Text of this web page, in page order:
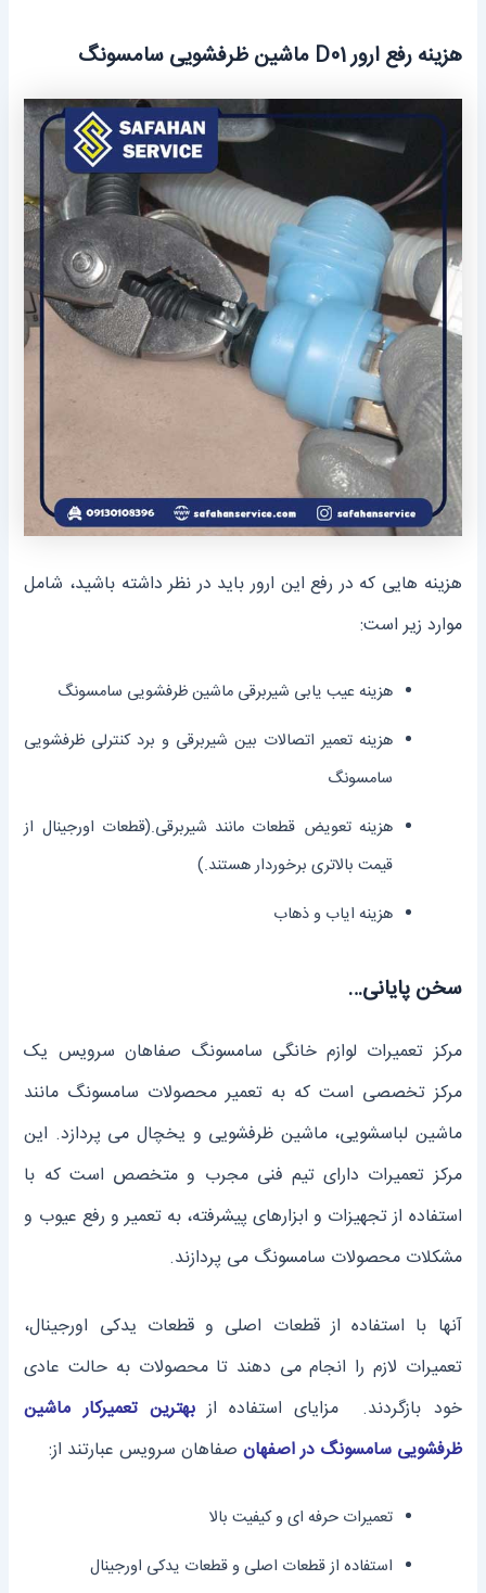
هزینه رفع ارور D01 ماشین ظرفشویی سامسونگ
هزینه هایی که در رفع این ارور باید در نظر داشته باشید، شامل
موارد زیر است:
هزینه عیب یابی شیربرقی ماشین ظرفشویی سامسونگ
هزینه تعمیر اتصالات بین شیربرقی و برد کنترلی ظرفشویی
سامسونگ
هزینه تعویض قطعات مانند شیربرقی.(قطعات اورجینال از
قیمت بالاتری برخوردار هستند.)
هزینه ایاب و ذهاب
سخن پایانی…
مرکز تعمیرات لوازم خانگی سامسونگ صفاهان سرویس یک
مرکز تخصصی است که به تعمیر محصولات سامسونگ مانند
ماشین لباسشویی، ماشین ظرفشویی و یخچال می ‌پردازد. این
مرکز تعمیرات دارای تیم فنی مجرب و متخصص است که با
استفاده از تجهیزات و ابزارهای پیشرفته، به تعمیر و رفع عیوب و
مشکلات محصولات سامسونگ می ‌پردازند.
آنها با استفاده از قطعات اصلی و قطعات یدکی اورجینال،
تعمیرات لازم را انجام می‌ دهند تا محصولات به حالت عادی
خود بازگردند. مزایای استفاده ازبهترین تعمیرکار ماشین
ظرفشویی سامسونگ در اصفهان صفاهان سرویس عبارتند از:
تعمیرات حرفه ‌ای و کیفیت بالا
استفاده از قطعات اصلی و قطعات یدکی اورجینال